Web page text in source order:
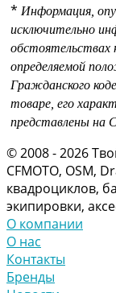
* Информация,
исключительно
обстоятельствах
определяемой
Гражданского
товаре, его
представлены на
© 2008 - 2026
CFMOTO, OSM,
квадроциклов,
экипировки,
О компании
О нас
Контакты
Бренды